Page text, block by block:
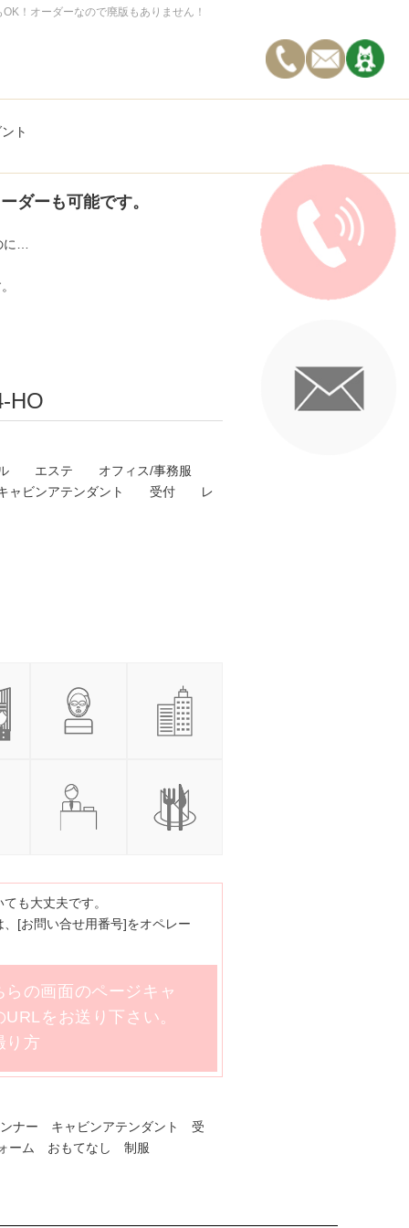
！オーダーなので廃版もありません！
ト
ダーも可能です。
…
HO
エステ
オフィス/事務服
ャビンアテンダント
受付 レ
も大丈夫です。
[お問い合せ用番号]をオペレー
の画面のページキャ
をお送り下さい。
り方
ナー キャビンアテンダント 受
ーム おもてなし 制服